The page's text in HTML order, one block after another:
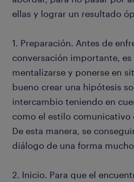
ellas y lograr un resultado
1. Preparación. Antes de
conversación importante, es
mentalizarse y ponerse en
bueno crear una hipótesis
intercambio teniendo en
como el estilo
De esta manera, se
diálogo de una forma
2. Inicio. Para que el